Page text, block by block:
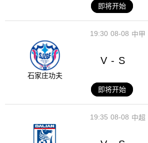
即将开始
08-08
19:30 中甲
石家庄功夫
V - S
即将开始
08-08
19:35 中超